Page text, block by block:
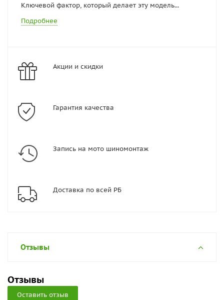
Ключевой фактор, который делает эту модель...
Подробнее
Акции и скидки
Гарантия качества
Запись на мото шиномонтаж
Доставка по всей РБ
Отзывы
Отзывы
Оставить отзыв